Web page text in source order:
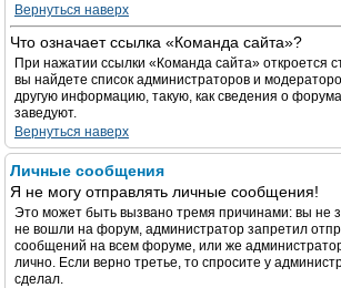
Вернуться наверх
Что означает ссылка «Команда сайта»?
При нажатии ссылки «Команда сайта» откроется
вы найдете список администраторов и
другую информацию, такую, как сведения о
заведуют.
Вернуться наверх
Личные сообщения
Я не могу отправлять личные сообщения!
Это может быть вызвано тремя причинами: вы не
не вошли на форум, администратор запретил
сообщений на всем форуме, или же
лично. Если верно третье, то спросите у
сделал.